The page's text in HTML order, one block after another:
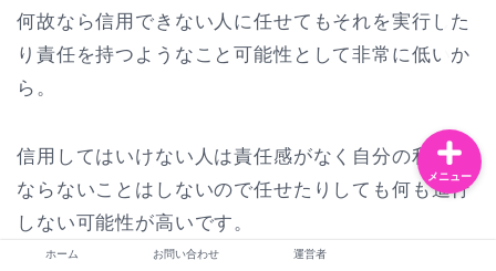
何故なら信用できない人に任せてもそれを実行した
り責任を持つようなこと可能性として非常に低いか
ら。
信用してはいけない人は責任感がなく自分の利益に
ならないことはしないので任せたりしても何も進行
しない可能性が高いです。
ホーム お問い合わせ 運営者
メニュー
ライフスタイル